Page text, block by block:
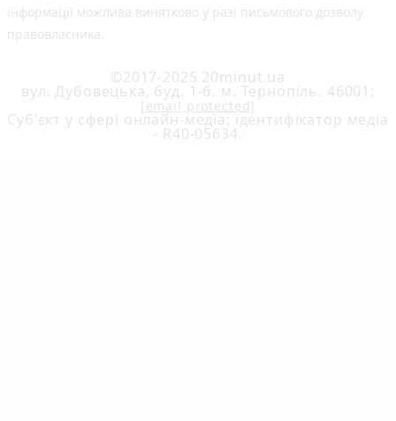
інформації можлива винятково у разі письмового дозволу
правовласника.
©2017-2025 20minut.ua
вул. Дубовецька, буд. 1-б, м. Тернопіль, 46001;
[email protected]
Cуб'єкт у сфері онлайн-медіа; ідентифікатор медіа
- R40-05634.